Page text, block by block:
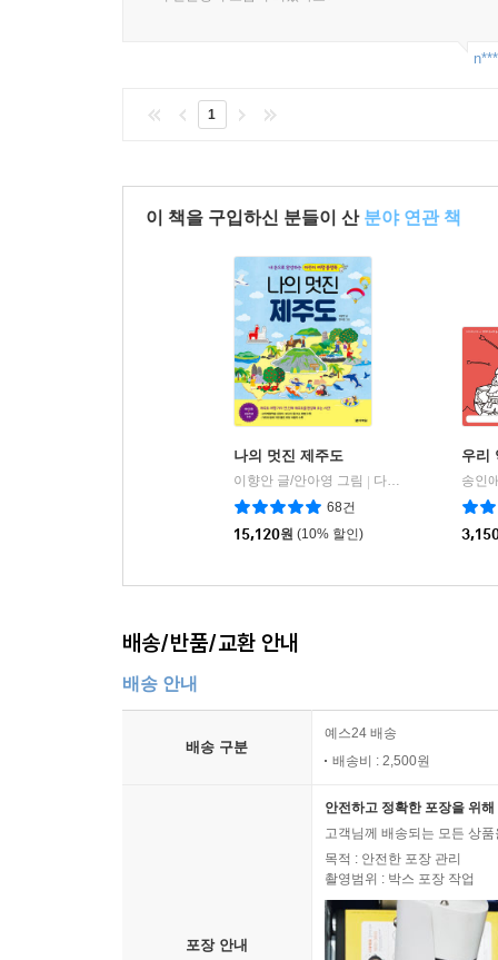
1
이 책을 구입하신 분들이 산 분야 연관 책
나의 멋진 제주도
이향안 글/안아영 그림
다락원
68건
15,120원 (10% 할인)
우리
송인
배송/반품/교환 안내
배송 안내
배송 구분
예스24 배송
배송비 : 2,500원
포장 안내
안전하고 정확한 포장을 위
고객님께 배송되는 모든 상
목적 : 안전한 포장 관리
촬영범위 : 박스 포장 작업